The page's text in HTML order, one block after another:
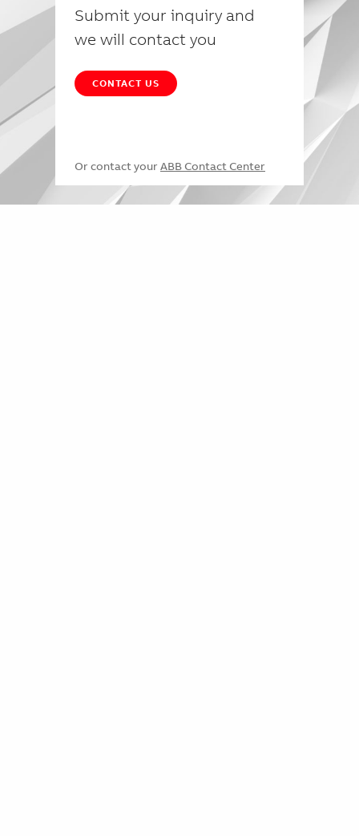
Submit your inquiry and
we will contact you
CONTACT US
Or contact your ABB Contact Center